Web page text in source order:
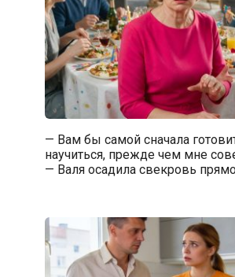
— Вам бы самой сначала
научиться, прежде чем мне
— Валя осадила свекровь